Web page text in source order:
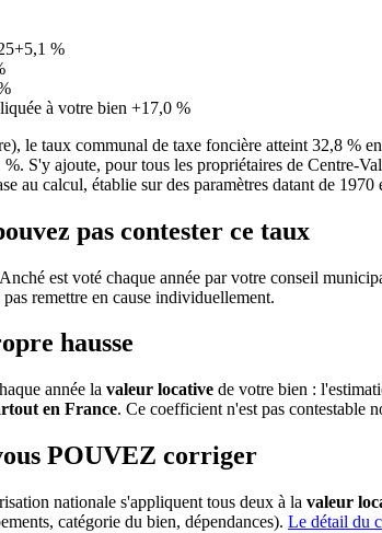
+5,1 %
à votre bien +17,0 %
le taux communal de taxe foncière atteint 32,8 %
S'y ajoute, pour tous les propriétaires de Centre-
au calcul, établie sur des paramètres datant de
pas contester ce taux
est voté chaque année par votre conseil
remettre en cause individuellement.
hausse
année la valeur locative de votre bien :
en France. Ce coefficient n'est pas contestable
POUVEZ corriger
nationale s'appliquent tous deux à la valeur
catégorie du bien, dépendances). Le détail du